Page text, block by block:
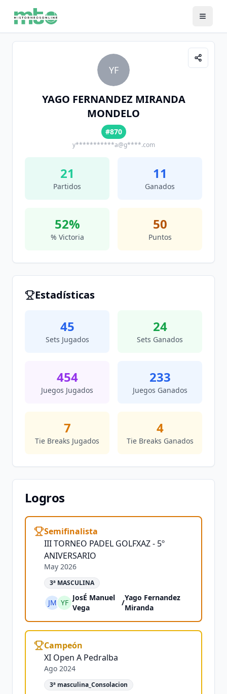
YF
YAGO FERNANDEZ MIRANDA
MONDELO
#870
y***********a@g****.com
21
Partidos
11
Ganados
52%
% Victoria
50
Puntos
Estadísticas
45
Sets Jugados
24
Sets Ganados
454
Juegos Jugados
233
Juegos Ganados
7
Tie Breaks Jugados
4
Tie Breaks Ganados
Logros
Semifinalista
III TORNEO PADEL GOLFXAZ - 5º
ANIVERSARIO
May 2026
3ª MASCULINA
JM YF
JosÉ Manuel
Vega
/
Yago Fernandez
Miranda
Campeón
XI Open A Pedralba
Ago 2024
3ª masculina_Consolacion